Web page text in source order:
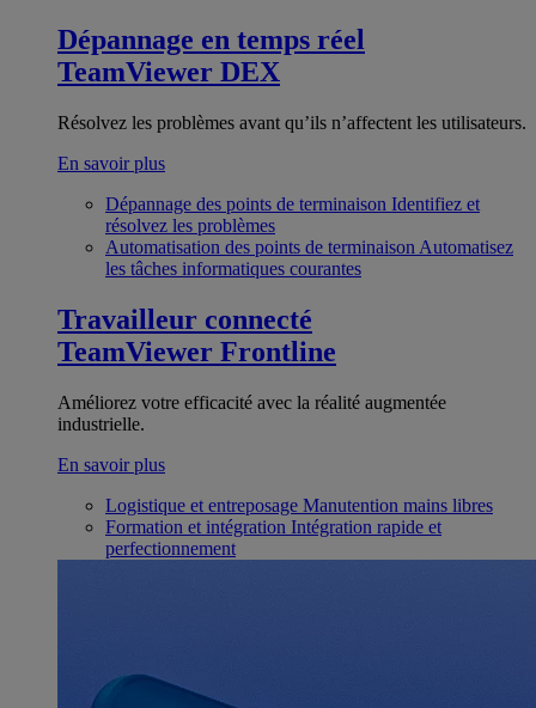
Dépannage en temps réel
TeamViewer DEX
Résolvez les problèmes avant qu’ils n’affectent les utilisateurs.
En savoir plus
Dépannage des points de terminaison Identifiez et
résolvez les problèmes
Automatisation des points de terminaison Automatisez
les tâches informatiques courantes
Travailleur connecté
TeamViewer Frontline
Améliorez votre efficacité avec la réalité augmentée
industrielle.
En savoir plus
Logistique et entreposage Manutention mains libres
Formation et intégration Intégration rapide et
perfectionnement